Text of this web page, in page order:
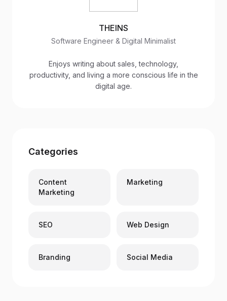
THEINS
Software Engineer & Digital Minimalist
Enjoys writing about sales, technology,
productivity, and living a more conscious life in the
digital age.
Categories
Content
Marketing
Marketing
SEO Web Design
Branding Social Media